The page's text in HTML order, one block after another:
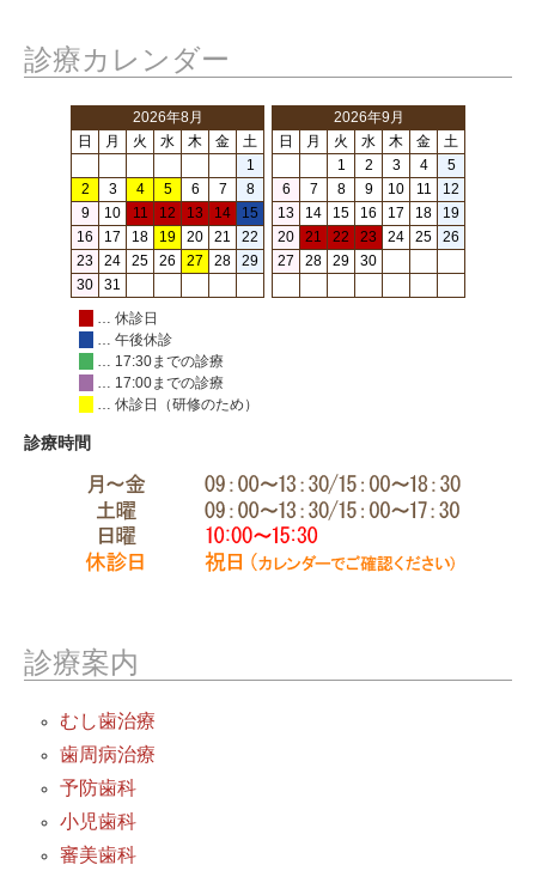
診療カレンダー
2026年8月
日
月 火 水 木 金
土
1
2
3 4 5 6 7
8
9
10 11 12 13 14
15
16
17 18 19 20 21
22
23
24 25 26 27 28
29
30
31
2026年9月
日
月 火 水 木 金
土
1
2 3 4
5
6
7 8 9 10 11
12
13
14 15 16 17 18
19
20
21 22 23 24 25
26
27
28 29 30
… 休診日
… 午後休診
… 17:30までの診療
… 17:00までの診療
… 休診日（研修のため）
診療時間
診療案内
むし歯治療
歯周病治療
予防歯科
小児歯科
審美歯科